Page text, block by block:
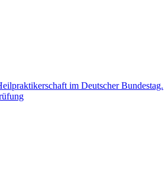
im Deutscher Bundestag.